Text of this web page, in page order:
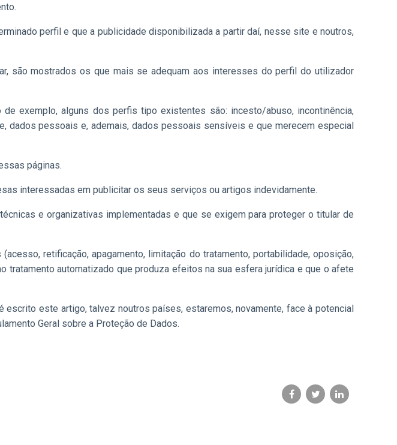
perfil e que a publicidade disponibilizada a partir daí, nesse site e noutros,
são mostrados os que mais se adequam aos interesses do perfil do utilizador
exemplo, alguns dos perfis tipo existentes são: incesto/abuso, incontinência,
dados pessoais e, ademais, dados pessoais sensíveis e que merecem especial
páginas.
interessadas em publicitar os seus serviços ou artigos indevidamente.
e organizativas implementadas e que se exigem para proteger o titular de
retificação, apagamento, limitação do tratamento, portabilidade, oposição,
automatizado que produza efeitos na sua esfera jurídica e que o afete
escrito este artigo, talvez noutros países, estaremos, novamente, face à potencial
Geral sobre a Proteção de Dados.